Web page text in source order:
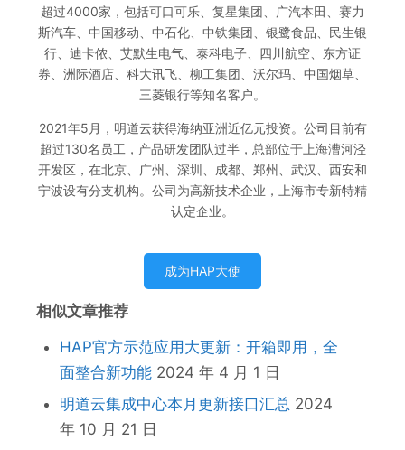
超过4000家，包括可口可乐、复星集团、广汽本田、赛力
斯汽车、中国移动、中石化、中铁集团、银鹭食品、民生银
行、迪卡侬、艾默生电气、泰科电子、四川航空、东方证
券、洲际酒店、科大讯飞、柳工集团、沃尔玛、中国烟草、
三菱银行等知名客户。
2021年5月，明道云获得海纳亚洲近亿元投资。公司目前有
超过130名员工，产品研发团队过半，总部位于上海漕河泾
开发区，在北京、广州、深圳、成都、郑州、武汉、西安和
宁波设有分支机构。公司为高新技术企业，上海市专新特精
认定企业。
成为HAP大使
相似文章推荐
HAP官方示范应用大更新：开箱即用，全
面整合新功能2024 年 4 月 1 日
明道云集成中心本月更新接口汇总 2024
年 10 月 21 日